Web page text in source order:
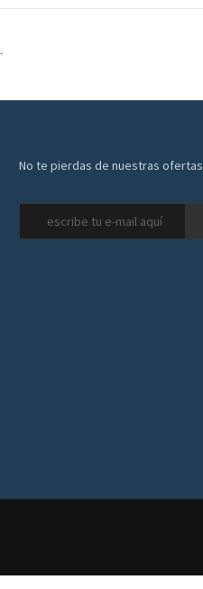
No te pierdas de nuestras ofertas